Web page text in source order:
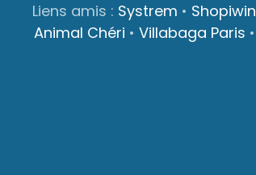
Liens amis : Systrem • Shopiwin
Animal Chéri • Villabaga Paris •